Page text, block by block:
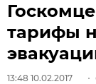
тарифы
13:48 10.02.2017